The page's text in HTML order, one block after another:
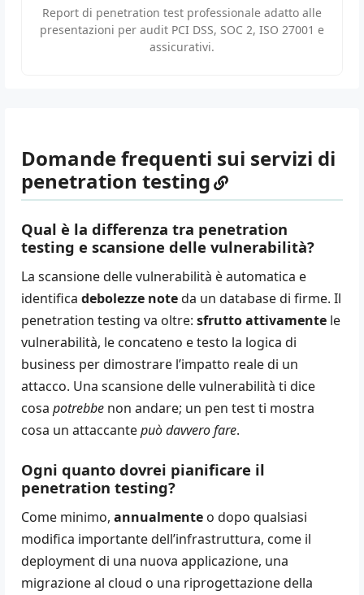
Report di penetration test professionale adatto alle
presentazioni per audit PCI DSS, SOC 2, ISO 27001 e
assicurativi.
Domande frequenti sui servizi di
penetration testing
Qual è la differenza tra penetration
testing e scansione delle vulnerabilità?
La scansione delle vulnerabilità è automatica e
identifica debolezze noteda un database di firme. Il
penetration testing va oltre: sfrutto attivamente le
vulnerabilità, le concateno e testo la logica di
business per dimostrare l’impatto reale di un
attacco. Una scansione delle vulnerabilità ti dice
cosa potrebbe non andare; un pen test ti mostra
cosa un attaccantepuò davvero fare.
Ogni quanto dovrei pianificare il
penetration testing?
Come minimo, annualmente o dopo qualsiasi
modifica importante dell’infrastruttura, come il
deployment di una nuova applicazione, una
migrazione al cloud o una riprogettazione della